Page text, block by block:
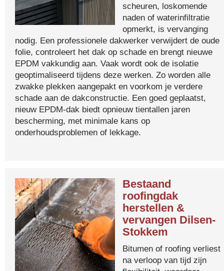
scheuren, loskomende
naden of waterinfiltratie
opmerkt, is vervanging
nodig. Een professionele dakwerker verwijdert de oude
folie, controleert het dak op schade en brengt nieuwe
EPDM vakkundig aan. Vaak wordt ook de isolatie
geoptimaliseerd tijdens deze werken. Zo worden alle
zwakke plekken aangepakt en voorkom je verdere
schade aan de dakconstructie. Een goed geplaatst,
nieuw EPDM-dak biedt opnieuw tientallen jaren
bescherming, met minimale kans op
onderhoudsproblemen of lekkage.
Bestaand
roofingdak
herstellen &
vervangen Dilsen-
Stokkem
Bitumen of roofing verliest
na verloop van tijd zijn